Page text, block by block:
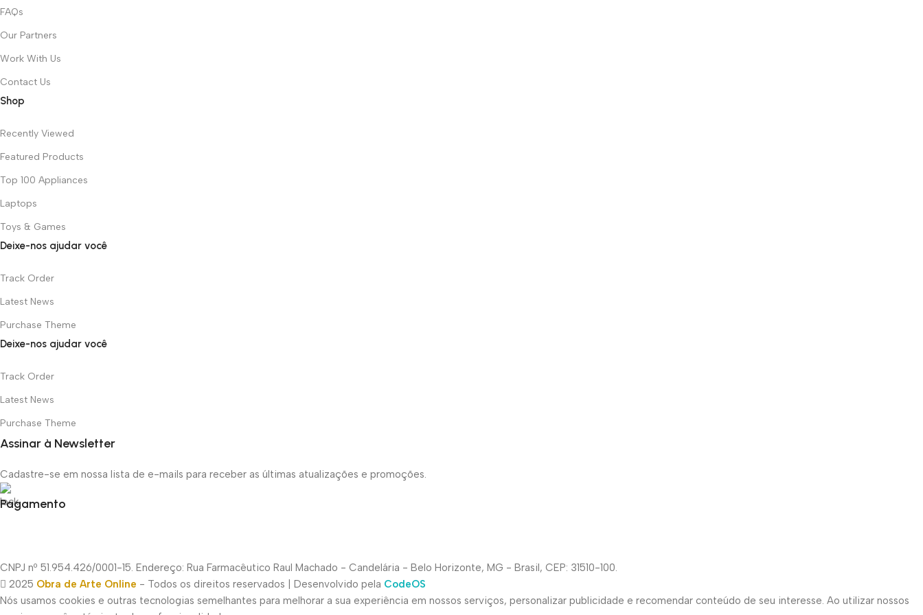
FAQs
Our Partners
Work With Us
Contact Us
Shop
Recently Viewed
Featured Products
Top 100 Appliances
Laptops
Toys & Games
Deixe-nos ajudar você
Track Order
Latest News
Purchase Theme
Deixe-nos ajudar você
Track Order
Latest News
Purchase Theme
Assinar à Newsletter
Cadastre-se em nossa lista de e-mails para receber as últimas atualizações e promoções.
Pagamento
CNPJ nº 51.954.426/0001-15. Endereço: Rua Farmacêutico Raul Machado - Candelária - Belo Horizonte, MG - Brasil, CEP: 31510-100.
2025 Obra de Arte Online - Todos os direitos reservados | Desenvolvido pela CodeOS
Nós usamos cookies e outras tecnologias semelhantes para melhorar a sua experiência em nossos serviços, personalizar publicidade e recomendar conteúdo de seu interesse. Ao utilizar nossos